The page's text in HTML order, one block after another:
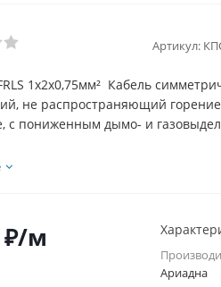
Артикул:
1х2х0,75мм² Кабель
не распространяющий
с пониженным дымо- и
₽/м
Ариадна